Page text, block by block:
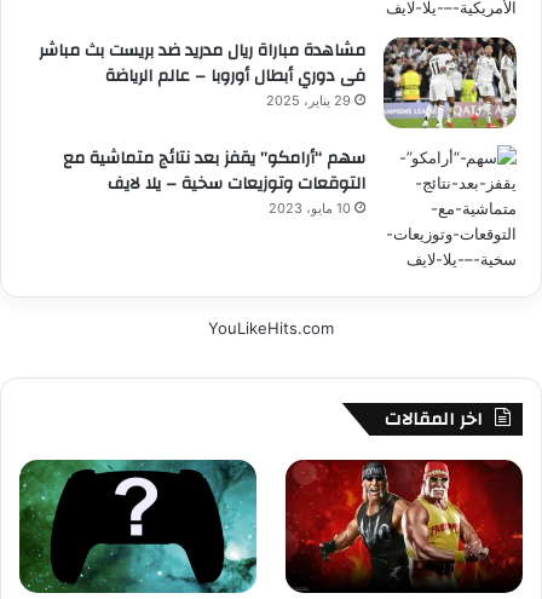
مشاهدة مباراة ريال مدريد ضد بريست بث مباشر
فى دوري أبطال أوروبا – عالم الرياضة
29 يناير، 2025
سهم “أرامكو” يقفز بعد نتائج متماشية مع
التوقعات وتوزيعات سخية – يلا لايف
10 مايو، 2023
YouLikeHits.com
اخر المقالات